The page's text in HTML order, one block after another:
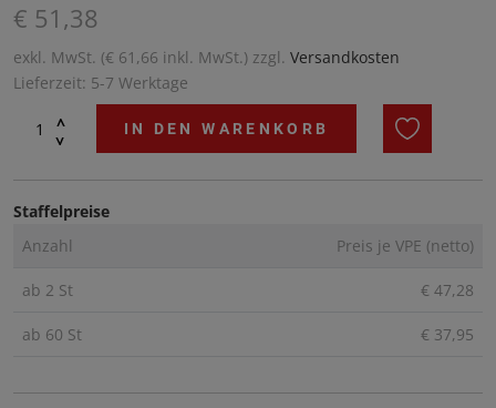
€ 51,38
exkl. MwSt. (€ 61,66 inkl. MwSt.) zzgl. Versandkosten
Lieferzeit: 5-7 Werktage
^
^
IN DEN WARENKORB
Staffelpreise
Anzahl
Preis je VPE (netto)
ab 2 St € 47,28
ab 60 St € 37,95